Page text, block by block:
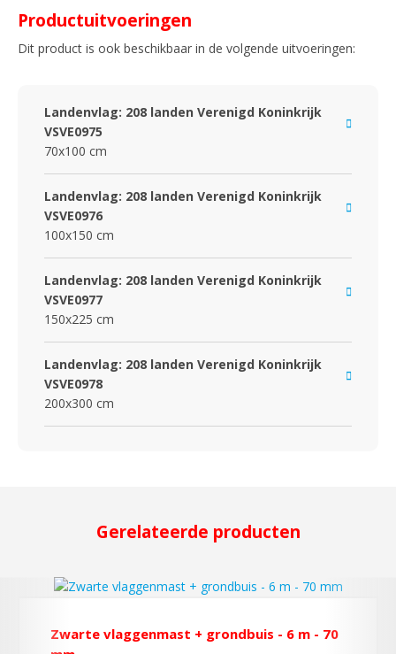
Productuitvoeringen
Dit product is ook beschikbaar in de volgende uitvoeringen:
Landenvlag: 208 landen Verenigd Koninkrijk
VSVE0975
70x100 cm
Landenvlag: 208 landen Verenigd Koninkrijk
VSVE0976
100x150 cm
Landenvlag: 208 landen Verenigd Koninkrijk
VSVE0977
150x225 cm
Landenvlag: 208 landen Verenigd Koninkrijk
VSVE0978
200x300 cm
Gerelateerde producten
Zwarte vlaggenmast + grondbuis - 6 m - 70